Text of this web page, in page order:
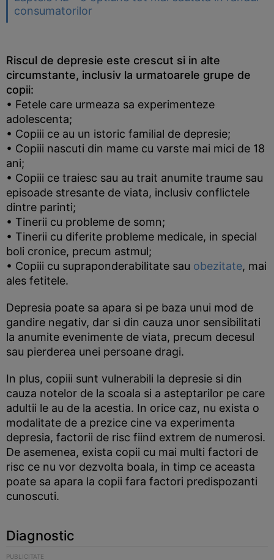
consumatorilor
Riscul de depresie este crescut si in alte
circumstante, inclusiv la urmatoarele grupe de
copii:
• Fetele care urmeaza sa experimenteze
adolescenta;
• Copiii ce au un istoric familial de depresie;
• Copiii nascuti din mame cu varste mai mici de 18
ani;
• Copiii ce traiesc sau au trait anumite traume sau
episoade stresante de viata, inclusiv conflictele
dintre parinti;
• Tinerii cu probleme de somn;
• Tinerii cu diferite probleme medicale, in special
boli cronice, precum astmul;
• Copiii cu supraponderabilitate sau obezitate, mai
ales fetitele.
Depresia poate sa apara si pe baza unui mod de
gandire negativ, dar si din cauza unor sensibilitati
la anumite evenimente de viata, precum decesul
sau pierderea unei persoane dragi.
In plus, copiii sunt vulnerabili la depresie si din
cauza notelor de la scoala si a asteptarilor pe care
adultii le au de la acestia. In orice caz, nu exista o
modalitate de a prezice cine va experimenta
depresia, factorii de risc fiind extrem de numerosi.
De asemenea, exista copii cu mai multi factori de
risc ce nu vor dezvolta boala, in timp ce aceasta
poate sa apara la copii fara factori predispozanti
cunoscuti.
Diagnostic